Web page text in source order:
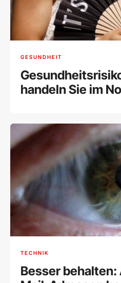
GESUNDHEIT
handeln Sie im
TECHNIK
Besser